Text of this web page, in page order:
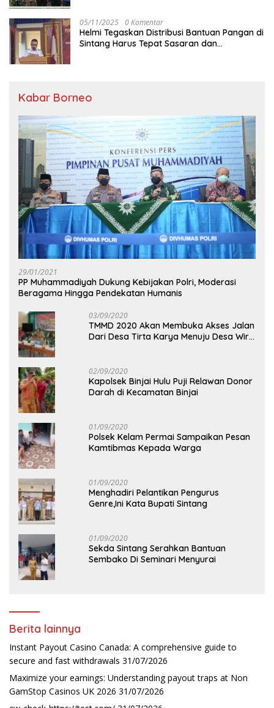
05/11/2025 0 Komentar
Helmi Tegaskan Distribusi Bantuan Pangan di
Sintang Harus Tepat Sasaran dan
Kabar Borneo
29/01/2021
PP Muhammadiyah Dukung Kebijakan Polri, Moderasi
Beragama Hingga Pendekatan Humanis
03/09/2020
TMMD 2020 Akan Membuka Akses Jalan
Dari Desa Tirta Karya Menuju Desa Wira
02/09/2020
Kapolsek Binjai Hulu Puji Relawan Donor
Darah di Kecamatan Binjai
01/09/2020
Polsek Kelam Permai Sampaikan Pesan
Kamtibmas Kepada Warga
01/09/2020
Menghadiri Pelantikan Pengurus
Genre,Ini Kata Bupati Sintang
01/09/2020
Sekda Sintang Serahkan Bantuan
Sembako Di Seminari Menyurai
Berita lainnya
Instant Payout Casino Canada: A comprehensive guide to
secure and fast withdrawals 31/07/2026
Maximize your earnings: Understanding payout traps at Non
GamStop Casinos UK 2026 31/07/2026